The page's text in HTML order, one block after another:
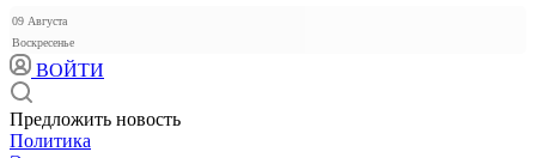
09 Августа
Воскресенье
ВОЙТИ
Предложить новость
Политика